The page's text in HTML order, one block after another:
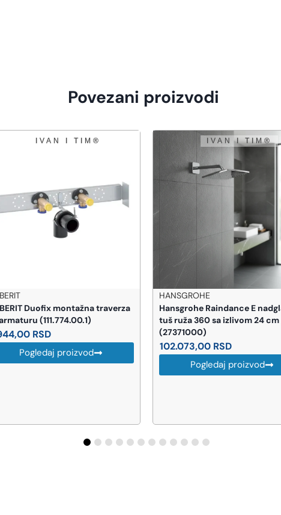
Povezani proizvodi
HANSGROHE
Hansgrohe Raindance E nadglavna
tuš ruža 360 sa izlivom 24 cm
(27371000)
102.073,00RSD
Pogledaj proizvod
HUPPE GERMANY
HUPPE Paravan 501 Pure
175240.087.322
43.200,00
Pogledaj proizvod